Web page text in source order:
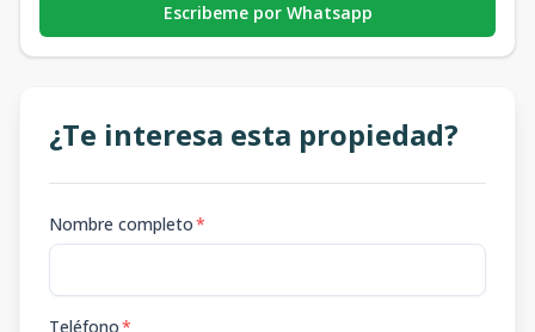
Escribeme por Whatsapp
¿Te interesa esta propiedad?
Nombre completo*
Teléfono*